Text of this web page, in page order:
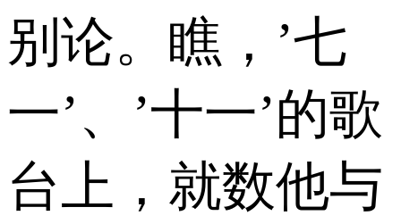
别论。瞧，’七
一’、’十一’的歌
台上，就数他与